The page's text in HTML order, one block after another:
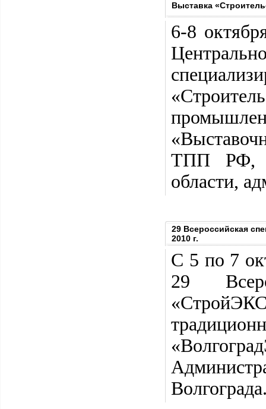
Выставка
6-8
ТПП РФ,
области,
29 Всероссийская
2010 г.
С 5 по 7
29